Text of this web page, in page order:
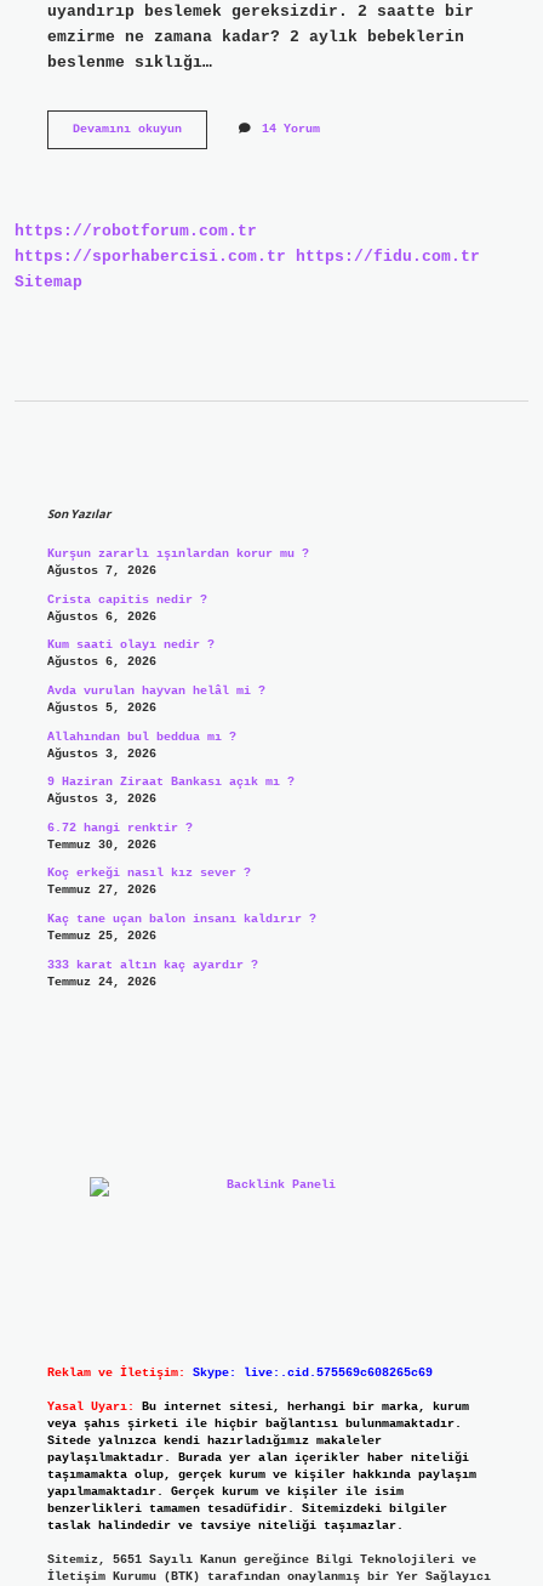
uyandırıp beslemek gereksizdir. 2 saatte bir
emzirme ne zamana kadar? 2 aylık bebeklerin
beslenme sıklığı…
Devamını okuyunYeni
Emzirilir
14 Yorum
https://robotforum.com.tr
https://sporhabercisi.com.tr
https://fidu.com.tr
Sitemap
Son Yazılar
Kurşun zararlı ışınlardan korur mu ?
Ağustos 7, 2026
Crista capitis nedir ?
Ağustos 6, 2026
Kum saati olayı nedir ?
Ağustos 6, 2026
Avda vurulan hayvan helâl mi ?
Ağustos 5, 2026
Allahından bul beddua mı ?
Ağustos 3, 2026
9 Haziran Ziraat Bankası açık mı ?
Ağustos 3, 2026
6.72 hangi renktir ?
Temmuz 30, 2026
Koç erkeği nasıl kız sever ?
Temmuz 27, 2026
Kaç tane uçan balon insanı kaldırır ?
Temmuz 25, 2026
333 karat altın kaç ayardır ?
Temmuz 24, 2026
Reklam ve İletişim: Skype: live:.cid.575569c608265c69
Yasal Uyarı:
Bu internet sitesi, herhangi bir marka, kurum
veya şahıs şirketi ile hiçbir bağlantısı bulunmamaktadır.
Sitede yalnızca kendi hazırladığımız makaleler
paylaşılmaktadır. Burada yer alan içerikler haber niteliği
taşımamakta olup, gerçek kurum ve kişiler hakkında paylaşım
yapılmamaktadır. Gerçek kurum ve kişiler ile isim
benzerlikleri tamamen tesadüfidir. Sitemizdeki bilgiler
taslak halindedir ve tavsiye niteliği taşımazlar.
Sitemiz, 5651 Sayılı Kanun gereğince Bilgi Teknolojileri ve
İletişim Kurumu (BTK) tarafından onaylanmış bir Yer Sağlayıcı